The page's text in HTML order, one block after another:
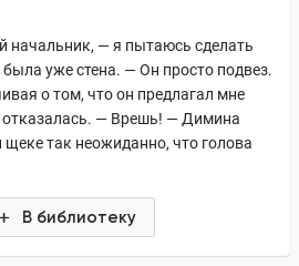
— я пытаюсь сделать
уже стена. — Он просто подвез.
о том, что он предлагал мне
отказалась. — Врешь! — Димина
так неожиданно, что голова
В библиотеку